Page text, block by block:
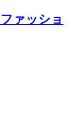
ァッショ